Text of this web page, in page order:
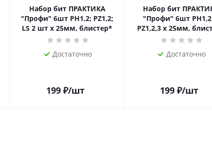
Набор бит ПРАКТИКА
"Профи" 6шт PH1,2; PZ1,2;
LS 2 шт x 25мм, блистер*
Достаточно
199 ₽/шт
Набор бит
"Профи" 6шт
PZ1,2,3 x 25мм,
Достаточно
199 ₽/шт